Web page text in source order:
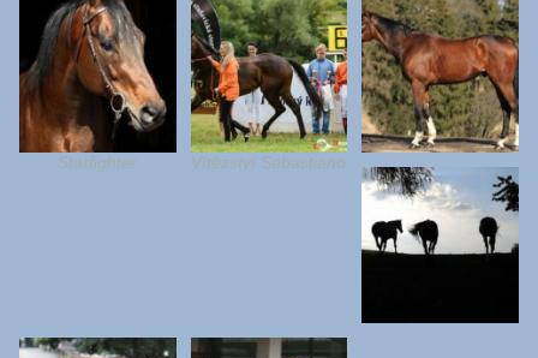
Starfighter Vítězství Sebastiano